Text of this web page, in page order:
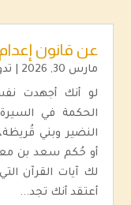
عن قانون
مارس 30, 2026
لو أنك أجهدت
الحكمة في
النضير وبني
أو حُكم سعد بن
لك آيات القرآن
أعتقد أنك تجد...